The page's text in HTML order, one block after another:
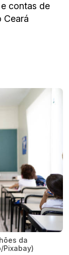
contas de
Ceará
da
Pixabay)